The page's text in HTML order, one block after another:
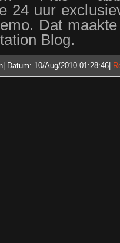
24 uur
Dat
Blog.
Datum: 10/Aug/2010 01:28:46|